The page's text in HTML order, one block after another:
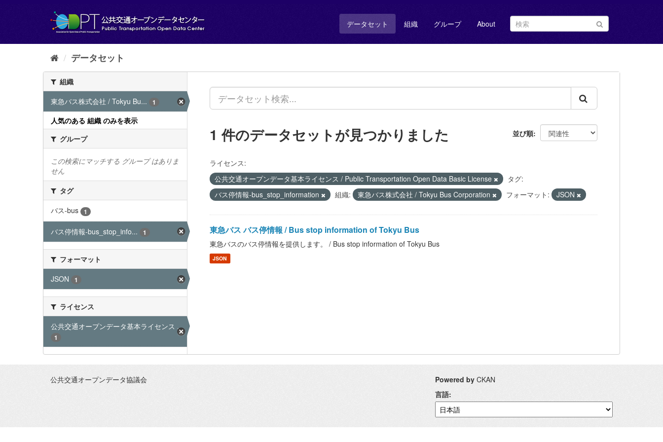
し
データセット 組織 グループ About
データセット
組織
東急バス株式会社 / Tokyu Bu...
1
人気のある 組織 のみを表示
グループ
この検索にマッチする グループ はありま
せん
タグ
バス-bus
1
バス停情報-bus_stop_info... 1
フォーマット
JSON
1
ライセンス
公共交通オープンデータ基本ライセンス ...
1
並び順
1 件のデータセットが見つかりました
ライセンス:
公共交通オープンデータ基本ライセンス / Public Transportation Open Data Basic License
タグ:
バス停情報-bus_stop_information
組織: 東急バス株式会社 / Tokyu Bus Corporation フォーマット: JSON
東急バス バス停情報 / Bus stop information of Tokyu Bus
東急バスのバス停情報を提供します。 / Bus stop information of Tokyu Bus
JSON
公共交通オープンデータ協議会 Powered by CKAN
言語